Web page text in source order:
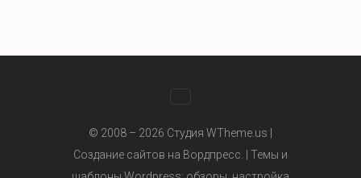
© 2008 – 2026 Студия WTheme.us |
Создание сайтов на Вордпресс. | Темы и